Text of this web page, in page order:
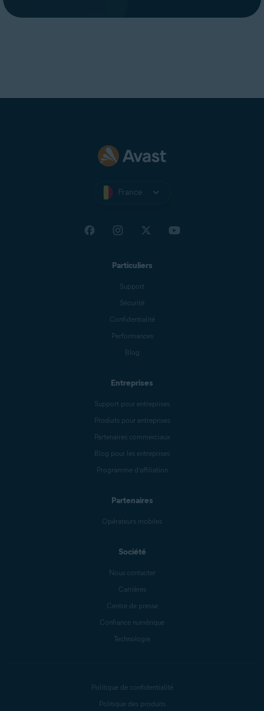
France
Particuliers
Support
Sécurité
Confidentialité
Performances
Blog
Entreprises
Support pour entreprises
Produits pour entreprises
Partenaires commerciaux
Blog pour les entreprises
Programme d’affiliation
Partenaires
Opérateurs mobiles
Société
Nous contacter
Carrières
Centre de presse
Confiance numérique
Technologie
Politique de confidentialité
Politique des produits